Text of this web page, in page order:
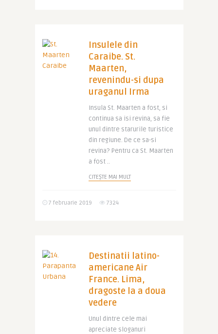
Insulele din
Caraibe. St.
Maarten,
revenindu-si dupa
uraganul Irma
Insula St. Maarten a fost, si
continua sa isi revina, sa fie
unul dintre starurile turistice
din regiune. De ce sa-si
revina? Pentru ca St. Maarten
a fost ..
CITEȘTE MAI MULT
7 februarie 2019 7324
Destinatii latino-
americane Air
France. Lima,
dragoste la a doua
vedere
Unul dintre cele mai
apreciate sloganuri